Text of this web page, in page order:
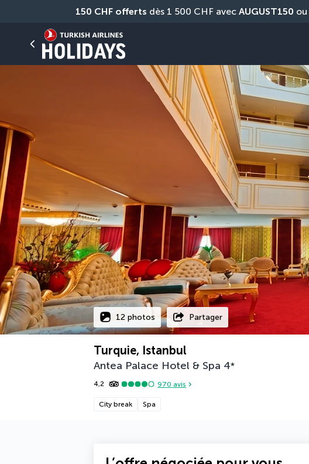
150 CHF offerts dès 1 500 CHF avec AUGUST150 ou
12 photos Partager
Turquie, Istanbul
Antea Palace Hotel & Spa 4*
4,2 970 avis
City break Spa